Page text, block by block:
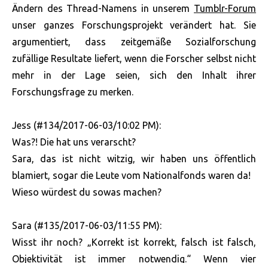
Ändern des Thread-Namens in unserem Tumblr-Forum
unser ganzes Forschungsprojekt verändert hat. Sie
argumentiert, dass zeitgemäße Sozialforschung
zufällige Resultate liefert, wenn die Forscher selbst nicht
mehr in der Lage seien, sich den Inhalt ihrer
Forschungsfrage zu merken.
Jess (#134/2017-06-03/10:02 PM):
Was?! Die hat uns verarscht?
Sara, das ist nicht witzig, wir haben uns öffentlich
blamiert, sogar die Leute vom Nationalfonds waren da!
Wieso würdest du sowas machen?
Sara (#135/2017-06-03/11:55 PM):
Wisst ihr noch? „Korrekt ist korrekt, falsch ist falsch,
Objektivität ist immer notwendig.“ Wenn vier